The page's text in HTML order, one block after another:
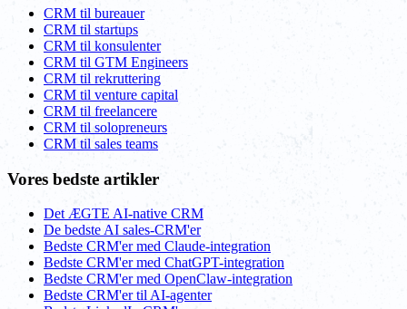
CRM til bureauer
CRM til startups
CRM til konsulenter
CRM til GTM Engineers
CRM til rekruttering
CRM til venture capital
CRM til freelancere
CRM til solopreneurs
CRM til sales teams
Vores bedste artikler
Det ÆGTE AI-native CRM
De bedste AI sales-CRM'er
Bedste CRM'er med Claude-integration
Bedste CRM'er med ChatGPT-integration
Bedste CRM'er med OpenClaw-integration
Bedste CRM'er til AI-agenter